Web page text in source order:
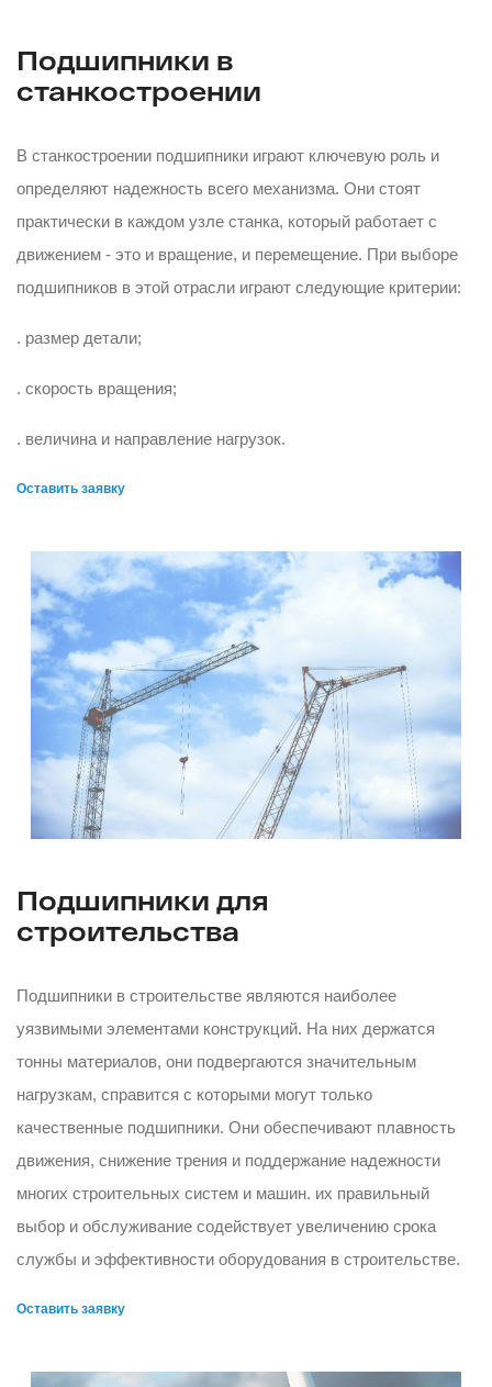
Подшипники в
станкостроении
В станкостроении подшипники играют ключевую роль и
определяют надежность всего механизма. Они стоят
практически в каждом узле станка, который работает с
движением - это и вращение, и перемещение. При выборе
подшипников в этой отрасли играют следующие критерии:
. размер детали;
. скорость вращения;
. величина и направление нагрузок.
Оставить заявку
Подшипники для
строительства
Подшипники в строительстве являются наиболее
уязвимыми элементами конструкций. На них держатся
тонны материалов, они подвергаются значительным
нагрузкам, справится с которыми могут только
качественные подшипники. Они обеспечивают плавность
движения, снижение трения и поддержание надежности
многих строительных систем и машин. их правильный
выбор и обслуживание содействует увеличению срока
службы и эффективности оборудования в строительстве.
Оставить заявку